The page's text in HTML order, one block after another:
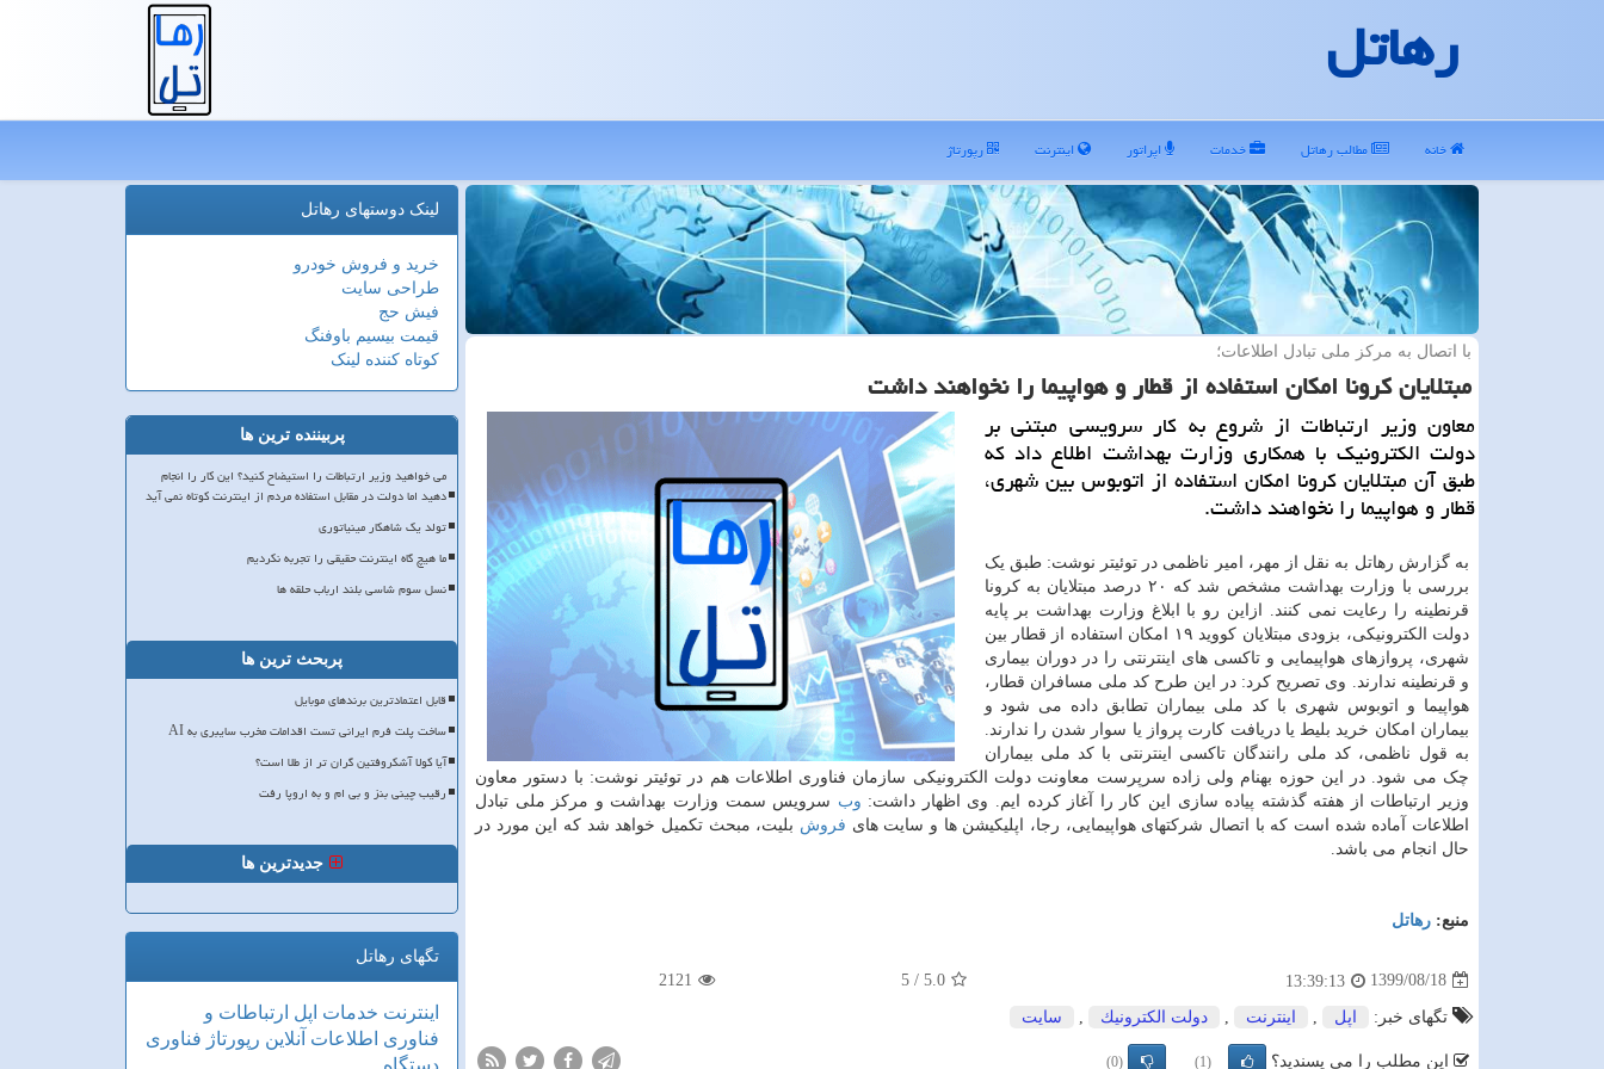
رهاتل
خانه مطالب رهاتل خدمات اپراتور اینترنت رپورتاژ
با اتصال به مركز ملی تبادل اطلاعات؛
مبتلایان كرونا امكان استفاده از قطار و هواپیما را نخواهند داشت
معاون وزیر ارتباطات از شروع به كار سرویسی مبتنی بر
دولت الكترونیك با همكاری وزارت بهداشت اطلاع داد كه
طبق آن مبتلایان كرونا امكان استفاده از اتوبوس بین شهری،
قطار و هواپیما را نخواهند داشت.
به گزارش رهاتل به نقل از مهر، امیر ناظمی در توئیتر نوشت: طبق یک
بررسی با وزارت بهداشت مشخص شد که ۲۰ درصد مبتلایان به کرونا
قرنطینه را رعایت نمی کنند. ازاین رو با ابلاغ وزارت بهداشت بر پایه
دولت الکترونیکی، بزودی مبتلایان کووید ۱۹ امکان استفاده از قطار بین
شهری، پروازهای هواپیمایی و تاکسی های اینترنتی را در دوران بیماری
و قرنطینه ندارند. وی تصریح کرد: در این طرح کد ملی مسافران قطار،
هواپیما و اتوبوس شهری با کد ملی بیماران تطابق داده می شود و
بیماران امکان خرید بلیط یا دریافت کارت پرواز یا سوار شدن را ندارند.
به قول ناظمی، کد ملی رانندگان تاکسی اینترنتی با کد ملی بیماران
چک می شود. در این حوزه بهنام ولی زاده سرپرست معاونت دولت الکترونیکی سازمان فناوری اطلاعات هم در توئیتر نوشت: با دستور معاون
وزیر ارتباطات از هفته گذشته پیاده سازی این کار را آغاز کرده ایم. وی اظهار داشت: وب سرویس سمت وزارت بهداشت و مرکز ملی تبادل
اطلاعات آماده شده است که با اتصال شرکتهای هواپیمایی، رجا، اپلیکیشن ها و سایت های فروش بلیت، مبحث تکمیل خواهد شد که این مورد در
حال انجام می باشد.
منبع: رهاتل
1399/08/18
13:39:13
5.0
/
5
2121
تگهای خبر: اپل اینترنت دولت الكترونیك سایت
این مطلب را می پسندید؟ (1)
(0)
لینک دوستهای رهاتل
خرید و فروش خودرو
طراحی سایت
فیش حج
قیمت بیسیم باوفنگ
کوتاه کننده لینک
پربیننده ترین ها
می خواهید وزیر ارتباطات را استیضاح کنید؟ این کار را انجام
دهید اما دولت در مقابل استفاده مردم از اینترنت کوتاه نمی آید
تولد یک شاهکار مینیاتوری
ما هیچ گاه اینترنت حقیقی را تجربه نکردیم
نسل سوم شاسی بلند ارباب حلقه ها
پربحث ترین ها
قابل اعتمادترین برندهای موبایل
ساخت پلت فرم ایرانی تست اقدامات مخرب سایبری به AI
آیا کولا آشکروفتین گران تر از طلا است؟
رقیب چینی بنز و بی ام و به اروپا رفت
جدیدترین ها
تگهای رهاتل
اینترنت خدمات اپل ارتباطات و
فناوری اطلاعات آنلاین رپورتاژ فناوری
دستگاه